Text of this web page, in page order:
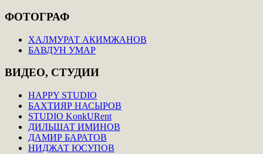
ФОТОГРАФ
ХАЛМУРАТ АКИМЖАНОВ
БАВДУН УМАР
ВИДЕО, СТУДИИ
HAPPY STUDIO
БАХТИЯР НАСЫРОВ
STUDIO KonkURent
ДИЛЬШАТ ИМИНОВ
ДАМИР БАРАТОВ
НИДЖАТ ЮСУПОВ